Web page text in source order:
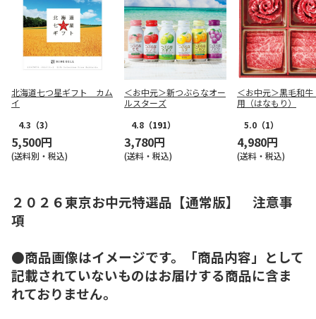
北海道七つ星ギフト カム
イ
4.3 （3）
5,500円
(送料別・税込)
＜お中元＞新つぶらなオー
ルスターズ
4.8 （191）
3,780円
(送料・税込)
＜お中元＞黒毛和
用（はなもり）
5.0 （1）
4,980円
(送料・税込)
２０２６東京お中元特選品【通常版】 注意事
項
●商品画像はイメージです。「商品内容」として
記載されていないものはお届けする商品に含ま
れておりません。